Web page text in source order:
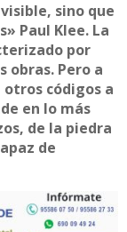
sino que
Paul Klee. La
por
obras. Pero a
códigos a
en lo más
de la piedra
de